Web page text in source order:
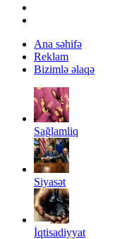
Ana səhifə
Reklam
Bizimlə əlaqə
Sağlamliq
Siyasət
İqtisadiyyat